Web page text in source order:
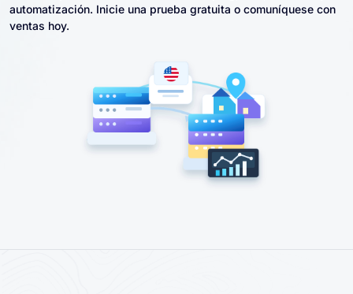
automatización. Inicie una prueba gratuita o comuníquese con
ventas hoy.